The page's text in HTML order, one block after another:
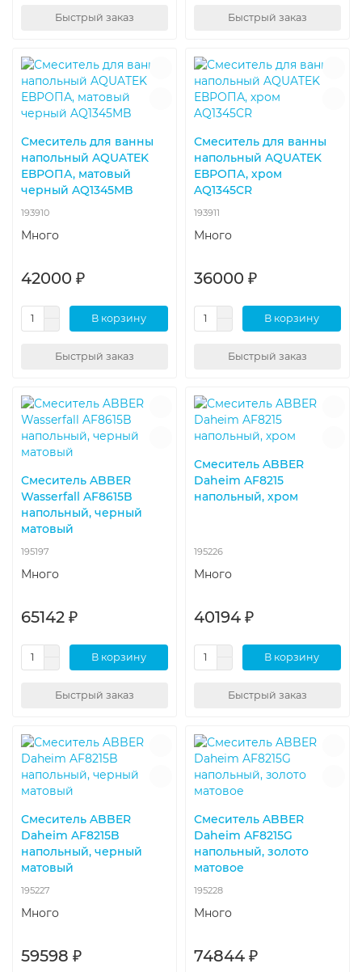
Быстрый заказ Быстрый заказ
Смеситель для ванны
напольный AQUATEK
ЕВРОПА, матовый
черный AQ1345MB
193910
Много
42000 ₽
В корзину
Быстрый заказ
Смеситель для ванны
напольный AQUATEK
ЕВРОПА, хром
AQ1345CR
193911
Много
36000 ₽
В корзину
Быстрый заказ
Смеситель ABBER
Wasserfall AF8615B
напольный, черный
матовый
195197
Много
65142 ₽
В корзину
Быстрый заказ
Смеситель ABBER
Daheim AF8215
напольный, хром
195226
Много
40194 ₽
В корзину
Быстрый заказ
Смеситель ABBER
Daheim AF8215B
напольный, черный
матовый
195227
Много
59598 ₽
Смеситель ABBER
Daheim AF8215G
напольный, золото
матовое
195228
Много
74844 ₽